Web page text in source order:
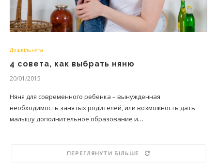
Дошкільнята
4 совета, как выбрать няню
20/01/2015
Няня для современного ребенка – вынужденная
необходимость занятых родителей, или возможность дать
малышу дополнительное образование и…
ПЕРЕГЛЯНУТИ БІЛЬШЕ